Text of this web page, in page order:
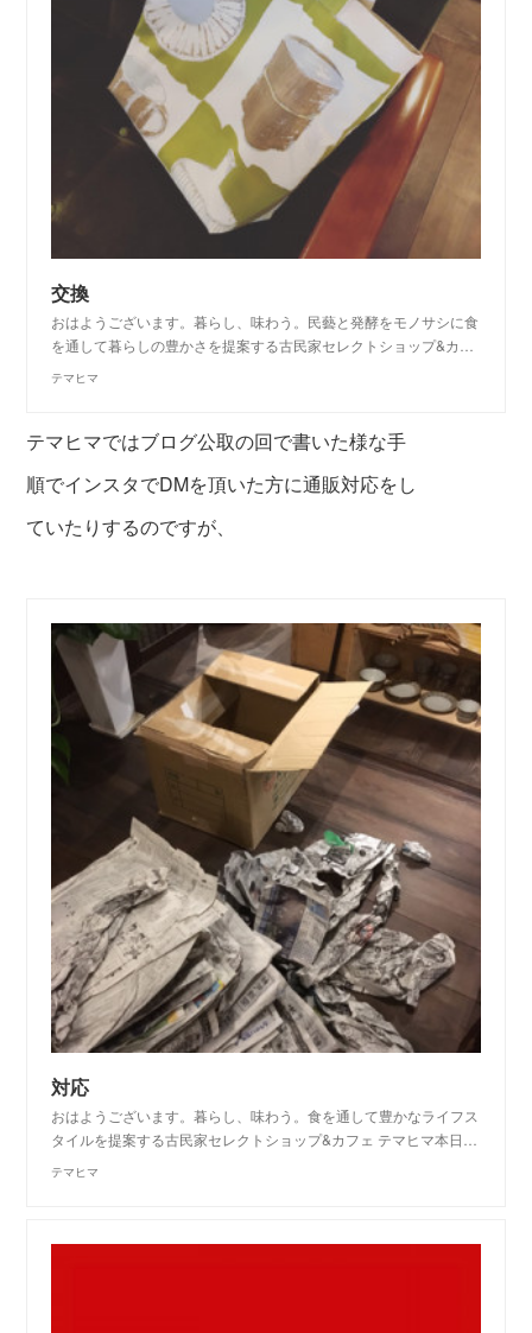
交換
おはようございます。暮らし、味わう。民藝と発酵をモノサシに食
を通して暮らしの豊かさを提案する古民家セレクトショップ&カ…
テマヒマ
テマヒマではブログ公取の回で書いた様な手
順でインスタでDMを頂いた方に通販対応をし
ていたりするのですが、
対応
おはようございます。暮らし、味わう。食を通して豊かなライフス
タイルを提案する古民家セレクトショップ&カフェ テマヒマ本日…
テマヒマ